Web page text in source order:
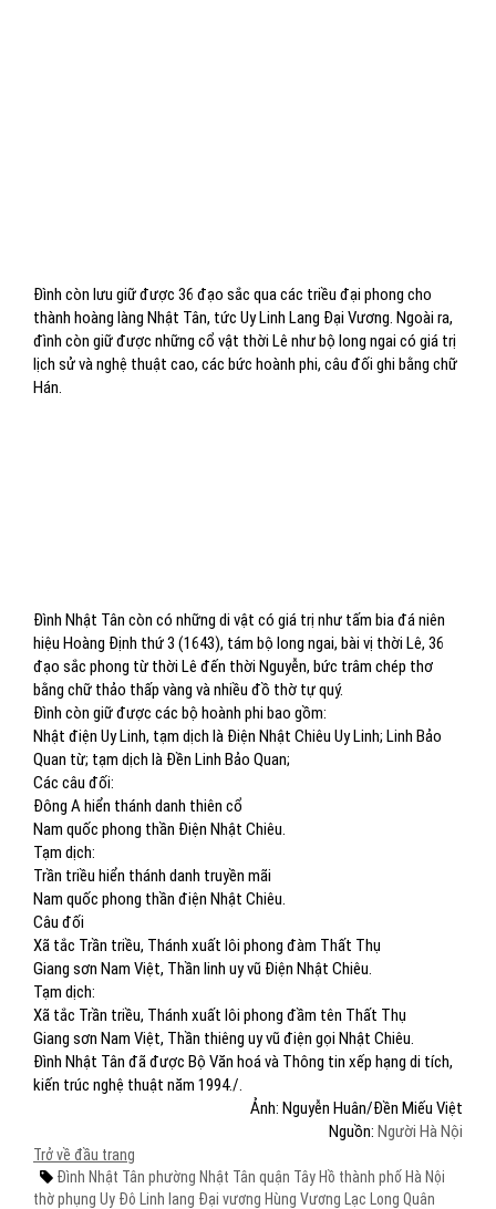
Đình còn lưu giữ được 36 đạo sắc qua các triều đại phong cho
thành hoàng làng Nhật Tân, tức Uy Linh Lang Đại Vương. Ngoài ra,
đình còn giữ được những cổ vật thời Lê như bộ long ngai có giá trị
lịch sử và nghệ thuật cao, các bức hoành phi, câu đối ghi bằng chữ
Hán.
Đình Nhật Tân còn có những di vật có giá trị như tấm bia đá niên
hiệu Hoàng Định thứ 3 (1643), tám bộ long ngai, bài vị thời Lê, 36
đạo sắc phong từ thời Lê đến thời Nguyễn, bức trâm chép thơ
bằng chữ thảo thấp vàng và nhiều đồ thờ tự quý.
Đình còn giữ được các bộ hoành phi bao gồm:
Nhật điện Uy Linh, tạm dịch là Điện Nhật Chiêu Uy Linh; Linh Bảo
Quan từ; tạm dịch là Đền Linh Bảo Quan;
Các câu đối:
Đông A hiển thánh danh thiên cổ
Nam quốc phong thần Điện Nhật Chiêu.
Tạm dịch:
Trần triều hiển thánh danh truyền mãi
Nam quốc phong thần điện Nhật Chiêu.
Câu đối
Xã tắc Trần triều, Thánh xuất lôi phong đàm Thất Thụ
Giang sơn Nam Việt, Thần linh uy vũ Điện Nhật Chiêu.
Tạm dịch:
Xã tắc Trần triều, Thánh xuất lôi phong đầm tên Thất Thụ
Giang sơn Nam Việt, Thần thiêng uy vũ điện gọi Nhật Chiêu.
Đình Nhật Tân đã được Bộ Văn hoá và Thông tin xếp hạng di tích,
kiến trúc nghệ thuật năm 1994./.
Ảnh: Nguyễn Huân/Đền Miếu Việt
Nguồn: Người Hà Nội
Trở về đầu trang
Đình Nhật Tân phường Nhật Tân quận Tây Hồ thành phố Hà Nội
thờ phụng Uy Đô Linh lang Đại vương Hùng Vương Lạc Long Quân